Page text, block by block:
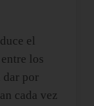
el
los
dar por
cada vez